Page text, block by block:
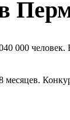
000
месяцев.